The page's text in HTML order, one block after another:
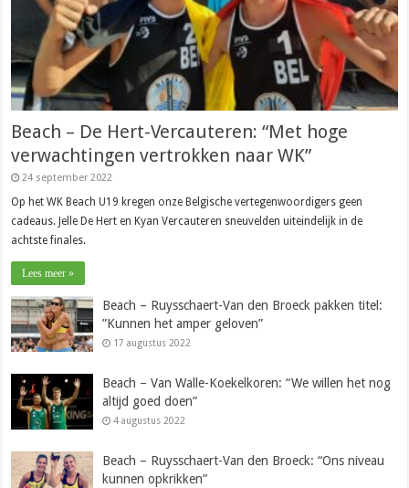
Beach – De Hert-Vercauteren: “Met hoge
verwachtingen vertrokken naar WK”
24 september 2022
Op het WK Beach U19 kregen onze Belgische vertegenwoordigers geen
cadeaus. Jelle De Hert en Kyan Vercauteren sneuvelden uiteindelijk in de
achtste finales.
Lees meer »
Beach – Ruysschaert-Van den Broeck pakken titel:
”Kunnen het amper geloven”
17 augustus 2022
Beach – Van Walle-Koekelkoren: “We willen het nog
altijd goed doen”
4 augustus 2022
Beach – Ruysschaert-Van den Broeck: “Ons niveau
kunnen opkrikken”